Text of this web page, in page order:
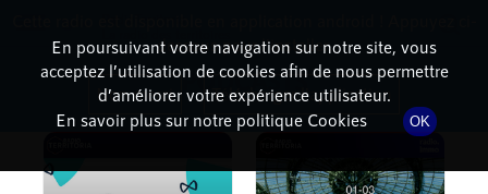
PODCASTS
En poursuivant votre navigation sur notre site, vous
acceptez l’utilisation de cookies afin de nous permettre
d’améliorer votre expérience utilisateur.
En savoir plus sur notre politique Cookies
OK
dessous pour l'installer.
Non merci Télécharger l'application